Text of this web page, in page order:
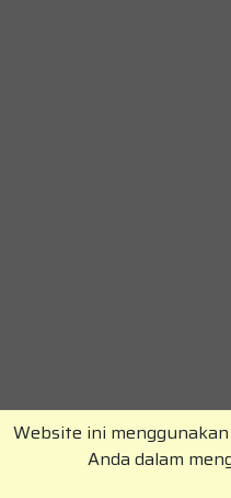
Copyright ©
Website ini
Anda dalam